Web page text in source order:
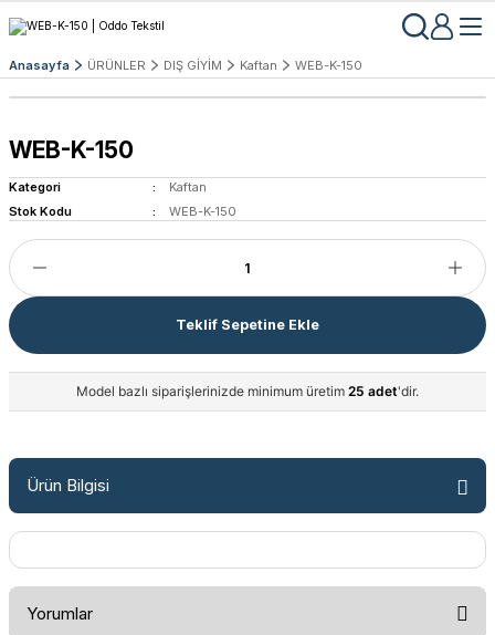
Anasayfa ÜRÜNLER DIŞ GİYİM Kaftan WEB-K-150
WEB-K-150
Kategori
Kaftan
Stok Kodu
WEB-K-150
Teklif Sepetine Ekle
Model bazlı siparişlerinizde minimum üretim 25 adet'dir.
Ürün Bilgisi
Yorumlar